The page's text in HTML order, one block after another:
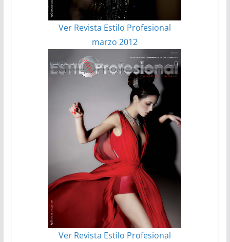
Ver Revista Estilo Profesional
marzo 2012
Ver Revista Estilo Profesional